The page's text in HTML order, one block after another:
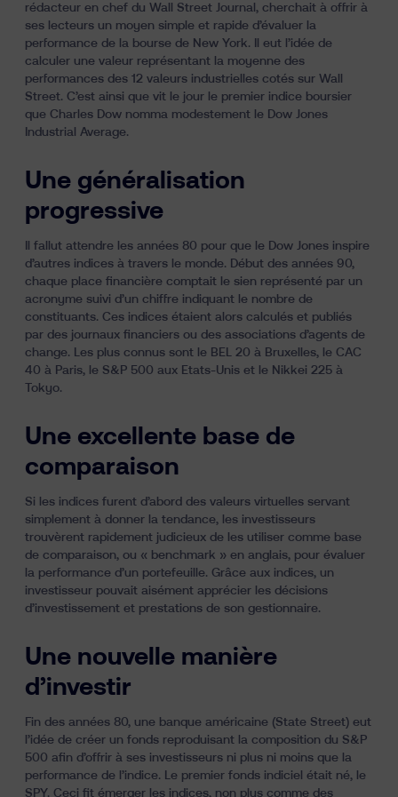
rédacteur en chef du Wall Street Journal, cherchait à offrir à
ses lecteurs un moyen simple et rapide d’évaluer la
performance de la bourse de New York. Il eut l’idée de
calculer une valeur représentant la moyenne des
performances des 12 valeurs industrielles cotés sur Wall
Street. C’est ainsi que vit le jour le premier indice boursier
que Charles Dow nomma modestement le Dow Jones
Industrial Average.
Une généralisation
progressive
Il fallut attendre les années 80 pour que le Dow Jones inspire
d’autres indices à travers le monde. Début des années 90,
chaque place financière comptait le sien représenté par un
acronyme suivi d’un chiffre indiquant le nombre de
constituants. Ces indices étaient alors calculés et publiés
par des journaux financiers ou des associations d’agents de
change. Les plus connus sont le BEL 20 à Bruxelles, le CAC
40 à Paris, le S&P 500 aux Etats-Unis et le Nikkei 225 à
Tokyo.
Une excellente base de
comparaison
Si les indices furent d’abord des valeurs virtuelles servant
simplement à donner la tendance, les investisseurs
trouvèrent rapidement judicieux de les utiliser comme base
de comparaison, ou « benchmark » en anglais, pour évaluer
la performance d’un portefeuille. Grâce aux indices, un
investisseur pouvait aisément apprécier les décisions
d’investissement et prestations de son gestionnaire.
Une nouvelle manière
d’investir
Fin des années 80, une banque américaine (State Street) eut
l’idée de créer un fonds reproduisant la composition du S&P
500 afin d’offrir à ses investisseurs ni plus ni moins que la
performance de l’indice. Le premier fonds indiciel était né, le
SPY. Ceci fit émerger les indices, non plus comme des